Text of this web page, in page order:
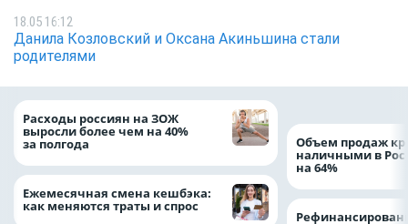
18.05 16:12
Данила Козловский и Оксана Акиньшина стали
родителями
Расходы россиян на ЗОЖ
выросли более чем на 40%
за полгода
Ежемесячная смена кешбэка:
как меняются траты и спрос
Объем продаж
наличными в
на 64%